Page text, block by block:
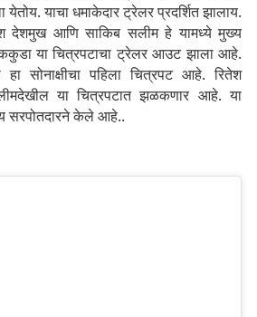
येतोय. याचा धमाकेदार ट्रेलर प्रदर्शित झालाय.
देशमुख आणि साकिब सलीम हे यामध्ये मुख्य
या चित्रपटाचा ट्रेलर आउट झाला आहे.
हा सोनाक्षीचा पहिला चित्रपट आहे. रितेश
या चित्रपटात झळकणार आहे. या
सरपोतदारने केले आहे..